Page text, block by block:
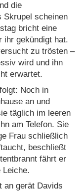
die
Skrupel scheinen
bricht eine
ihr gekündigt hat.
zu trösten –
wird und ihn
erwartet.
Noch in
an und
täglich im leeren
am Telefon. Sie
Frau schließlich
beschließt
fährt er
Leiche.
an gerät Davids